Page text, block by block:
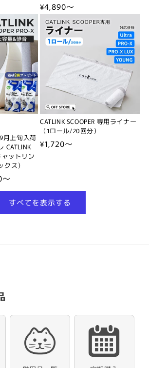
通
常
価
格
¥4,890～
月上旬入荷
CATLINK
ャットリン
ス）
CATLINK SCOOPER 専用ライナー
（1ロール/20回分）
通
¥1,720～
すべてを表示する